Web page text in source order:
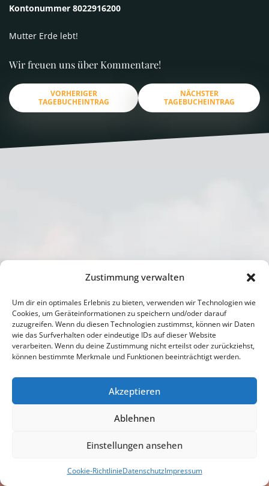
Zustimmung verwalten
Um dir ein optimales Erlebnis zu bieten, verwenden wir Technologien wie
Cookies, um Geräteinformationen zu speichern und/oder darauf
zuzugreifen. Wenn du diesen Technologien zustimmst, können wir Daten
wie das Surfverhalten oder eindeutige IDs auf dieser Website
verarbeiten. Wenn du deine Zustimmung nicht erteilst oder zurückziehst,
können bestimmte Merkmale und Funktionen beeinträchtigt werden.
Akzeptieren
Ablehnen
Einstellungen ansehen
Cookie-RichtlinieDatenschutzImpressum
Kontonummer 8022916200
Mutter Erde lebt!
Wir freuen uns über Kommentare!
VORHERIGER
TAGEBUCHEINTRAG
NÄCHSTER
TAGEBUCHEINTRAG
In den sozialen Medien